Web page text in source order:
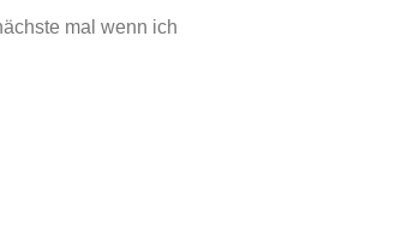
mal wenn ich